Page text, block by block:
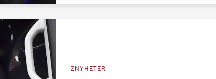
ZNYHETER